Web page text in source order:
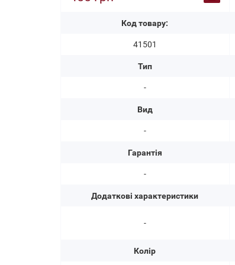
Код товару:
41501
Тип
-
Вид
-
Гарантія
-
Додаткові характеристики
-
Колір